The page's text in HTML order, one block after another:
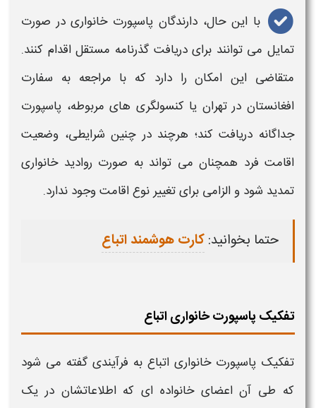
با این حال، دارندگان پاسپورت خانواریدر صورت
تمایل می‌ توانند برای دریافت گذرنامه مستقل اقدام کنند.
متقاضی این امکان را دارد که با مراجعه به سفارت
افغانستان در تهران یا کنسولگری‌ های مربوطه، پاسپورت
جداگانه دریافت کند؛ هرچند در چنین شرایطی، وضعیت
اقامت فرد همچنان می‌ تواند به‌ صورت روادیدخانواری
تمدید شود و الزامی برای تغییر نوع اقامت وجود ندارد.
حتما بخوانید:کارت هوشمند اتباع
تفکیک پاسپورت خانواری اتباع
تفکیک پاسپورت خانواری اتباع به فرآیندی گفته می‌ شود
که طی آن اعضای خانواده‌ ای که اطلاعاتشان در یک